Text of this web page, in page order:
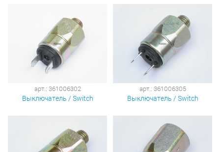
арт.: 361006302
Выключатель / Switch
арт.: 361006305
Выключатель / Switch